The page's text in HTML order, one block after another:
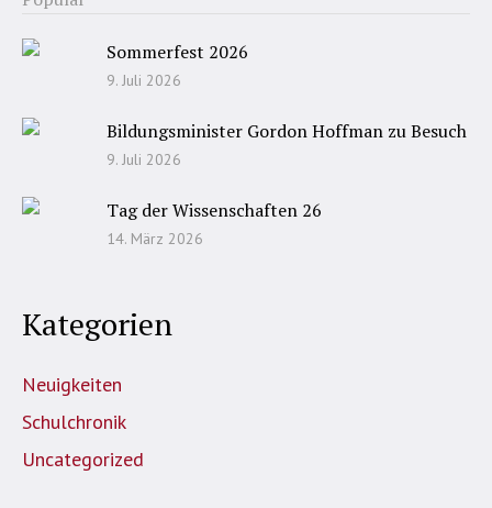
Sommerfest 2026
9. Juli 2026
Bildungsminister Gordon Hoffman zu Besuch
9. Juli 2026
Tag der Wissenschaften 26
14. März 2026
Kategorien
Neuigkeiten
Schulchronik
Uncategorized